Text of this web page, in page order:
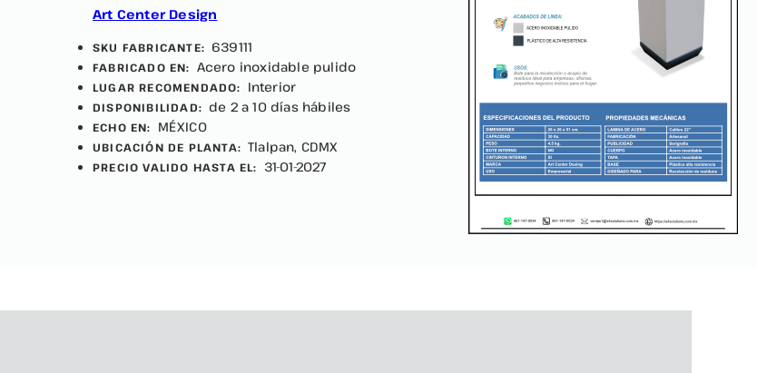
Art Center Design
SKU FABRICANTE: 639111
FABRICADO EN: Acero inoxidable pulido
LUGAR RECOMENDADO: Interior
DISPONIBILIDAD: de 2 a 10 días hábiles
ECHO EN: MÉXICO
UBICACIÓN DE PLANTA: Tlalpan, CDMX
PRECIO VALIDO HASTA EL: 31-01-2027